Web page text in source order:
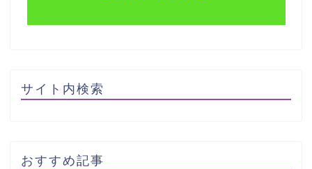
サイト内検索
おすすめ記事